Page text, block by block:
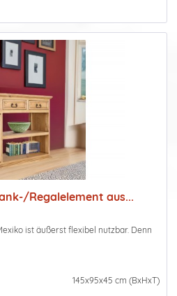
Regalelement aus...
ist äußerst flexibel nutzbar. Denn
145x95x45 cm (BxHxT)